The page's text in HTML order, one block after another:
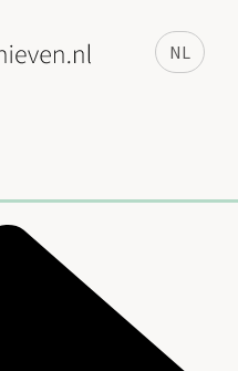
NL